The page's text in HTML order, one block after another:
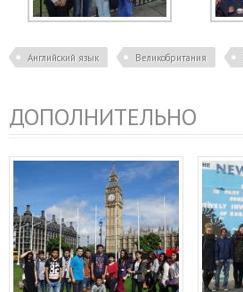
Английский язык Великобритания
ДОПОЛНИТЕЛЬНО